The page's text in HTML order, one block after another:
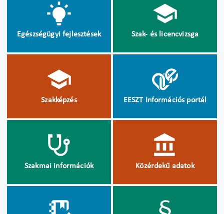
Egészségügyi fejlesztések Szak- és licencvizsga
Szakképzés EESZT Információs portál
Szakmai információk Közérdekű adatok